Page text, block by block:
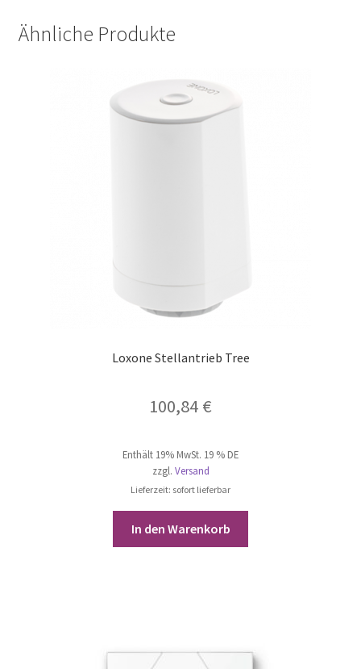
Ähnliche Produkte
Loxone Stellantrieb Tree
100,84 €
Enthält 19% MwSt. 19 % DE
zzgl. Versand
Lieferzeit: sofort lieferbar
In den Warenkorb